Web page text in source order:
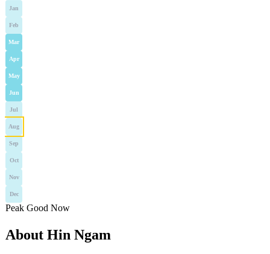
Jan
Feb
Mar
Apr
May
Jun
Jul
Aug
Sep
Oct
Nov
Dec
Peak Good Now
About Hin Ngam